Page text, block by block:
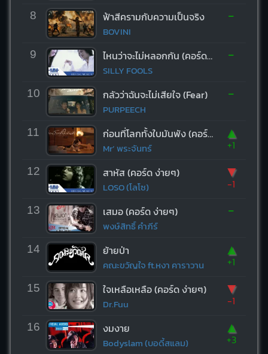
8 ฟ้าสีครามกับความเป็นจริง
BOVINI
-
9 ไหนว่าจะไม่หลอกกัน (คอร์ด ง่ายๆ)
SILLY FOOLS
-
10 กลัวว่าฉันจะไม่เสียใจ (Fear)
PURPEECH
-
11 ก่อนที่โลกทั้งใบมันพัง (คอร์ด ง่ายๆ)
Mr’ พระจันทร์
▲
+1
12 สาหัส (คอร์ด ง่ายๆ)
LOSO (โลโซ)
▼
-1
13 เสมอ (คอร์ด ง่ายๆ)
พงษ์สิทธิ์ คำภีร์
-
14 ย้ายป่า
คณะขวัญใจ ft.หงา คาราวาน
▲
+1
15 ใจเหลือเหลือ (คอร์ด ง่ายๆ)
Dr.Fuu
▼
-1
16 งมงาย
Bodyslam (บอดี้สแลม)
▲
+3